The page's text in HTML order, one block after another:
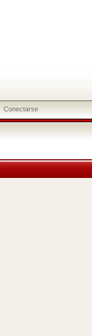
Conectarse